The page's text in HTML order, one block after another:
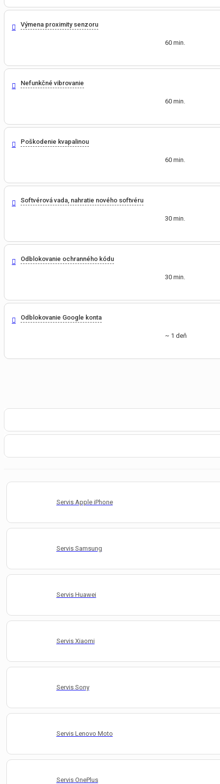
Výmena proximity senzoru
60 min.
Nefunkčné vibrovanie
60 min.
Poškodenie kvapalinou
60 min.
Softvérová vada, nahratie nového softvéru
30 min.
Odblokovanie ochranného kódu
30 min.
Odblokovanie Google konta
~ 1 deň
Servis Apple iPhone
Servis Samsung
Servis Huawei
Servis Xiaomi
Servis Sony
Servis Lenovo Moto
Servis OnePlus